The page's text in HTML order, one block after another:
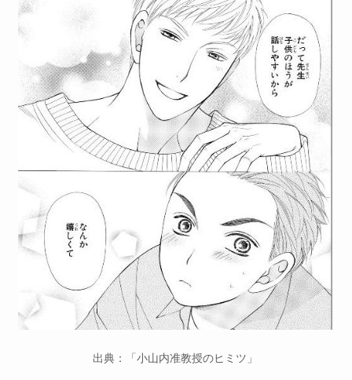
出典：「小山内准教授のヒミツ」